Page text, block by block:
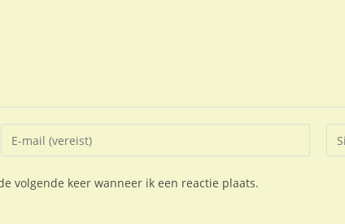
volgende keer wanneer ik een reactie plaats.